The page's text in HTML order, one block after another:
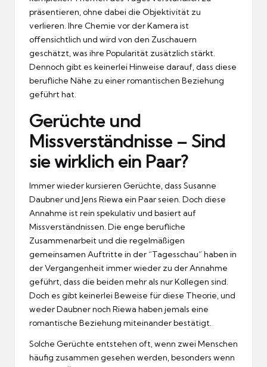
präsentieren, ohne dabei die Objektivität zu
verlieren. Ihre Chemie vor der Kamera ist
offensichtlich und wird von den Zuschauern
geschätzt, was ihre Popularität zusätzlich stärkt.
Dennoch gibt es keinerlei Hinweise darauf, dass diese
berufliche Nähe zu einer romantischen Beziehung
geführt hat.
Gerüchte und
Missverständnisse – Sind
sie wirklich ein Paar?
Immer wieder kursieren Gerüchte, dass Susanne
Daubner und Jens Riewa ein Paar seien. Doch diese
Annahme ist rein spekulativ und basiert auf
Missverständnissen. Die enge berufliche
Zusammenarbeit und die regelmäßigen
gemeinsamen Auftritte in der “Tagesschau” haben in
der Vergangenheit immer wieder zu der Annahme
geführt, dass die beiden mehr als nur Kollegen sind.
Doch es gibt keinerlei Beweise für diese Theorie, und
weder Daubner noch Riewa haben jemals eine
romantische Beziehung miteinander bestätigt.
Solche Gerüchte entstehen oft, wenn zwei Menschen
häufig zusammen gesehen werden, besonders wenn